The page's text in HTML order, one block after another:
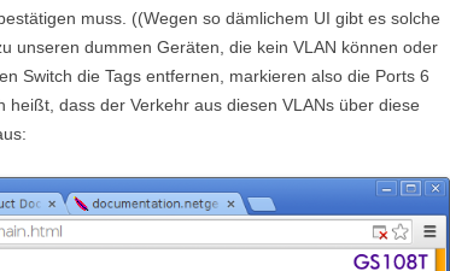
muss. ((Wegen so dämlichem UI gibt es solche
unseren dummen Geräten, die kein VLAN können oder
Switch die Tags entfernen, markieren also die Ports 6
heißt, dass der Verkehr aus diesen VLANs über diese